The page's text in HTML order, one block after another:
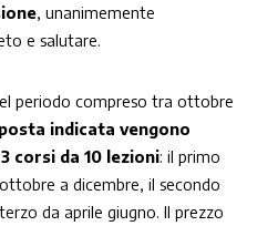
, unanimemente
e salutare.
periodo compreso tra ottobre
indicata vengono
corsi da 10 lezioni: il primo
a dicembre, il secondo
da aprile giugno. Il prezzo